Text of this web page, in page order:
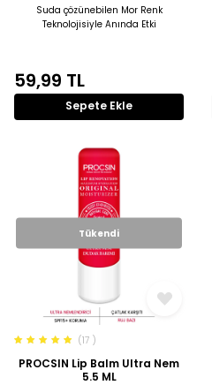
Suda çözünebilen Mor Renk
Teknolojisiyle Anında Etki
59,99 TL
Sepete Ekle
Tükendi
(17 )
PROCSIN Lip Balm Ultra Nem
5.5 ML